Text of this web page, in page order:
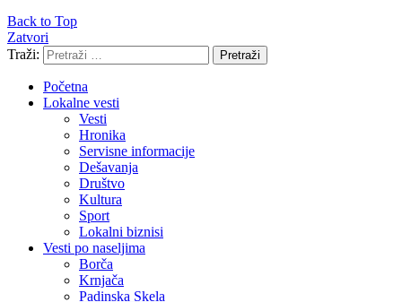
Back to Top
Zatvori
Traži:
Pretraži
Početna
Lokalne vesti
Vesti
Hronika
Servisne informacije
Dešavanja
Društvo
Kultura
Sport
Lokalni biznisi
Vesti po naseljima
Borča
Krnjača
Padinska Skela